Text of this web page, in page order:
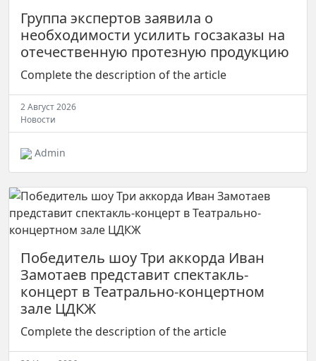
Группа экспертов заявила о
необходимости усилить госзаказы на
отечественную протезную продукцию
Complete the description of the article
2 Август 2026
Новости
Admin
Победитель шоу Три аккорда Иван
Замотаев представит спектакль-
концерт в Театрально-концертном
зале ЦДКЖ
Complete the description of the article